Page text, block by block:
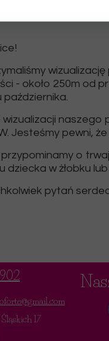
- około 250m od
wizualizacji naszego
Jesteśmy pewni,
o
dziecka w żłobku
pytań
17